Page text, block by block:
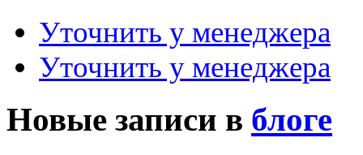
Уточнить у менеджера
Уточнить у менеджера
Новые записи в блоге